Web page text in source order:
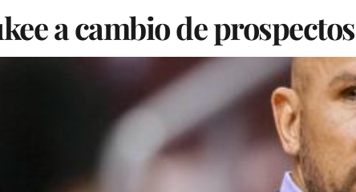
a cambio de prospectos